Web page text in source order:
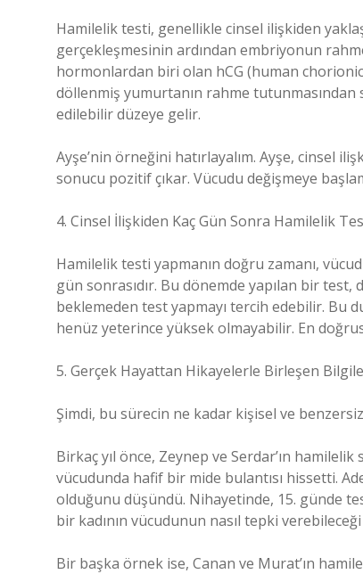
Hamilelik testi, genellikle cinsel ilişkiden
gerçekleşmesinin ardından embriyonun
hormonlardan biri olan hCG (human
döllenmiş yumurtanın rahme
edilebilir düzeye gelir.
Ayşe’nin örneğini hatırlayalım. Ayşe, cinsel
sonucu pozitif çıkar. Vücudu değişmeye
4. Cinsel İlişkiden Kaç Gün Sonra Hamilelik
Hamilelik testi yapmanın doğru zamanı,
gün sonrasıdır. Bu dönemde yapılan bir
beklemeden test yapmayı tercih edebilir.
henüz yeterince yüksek olmayabilir. En
5. Gerçek Hayattan Hikayelerle Birleşen
Şimdi, bu sürecin ne kadar kişisel ve
Birkaç yıl önce, Zeynep ve Serdar’ın
vücudunda hafif bir mide bulantısı hissetti.
olduğunu düşündü. Nihayetinde, 15. günde
bir kadının vücudunun nasıl tepki
Bir başka örnek ise, Canan ve Murat’ın